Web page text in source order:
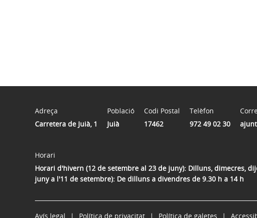
Adreça
Carretera de Juià, 1
Població
Juià
Codi Postal
17462
Telèfon
972 49 02 30
Horari
Horari d'hivern (12 de setembre al 23 de juny): Dilluns, dimecres,
juny a l'11 de setembre): De dilluns a divendres de 9.30 h a 14 h
Avís legal Política de privacitat Política de galetes